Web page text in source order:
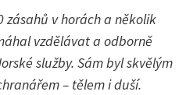
zásahů v horách a několik
vzdělávat a odborně
služby. Sám byl skvělým
– tělem i duší.